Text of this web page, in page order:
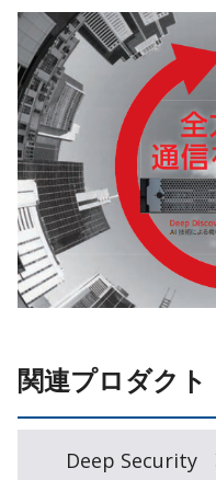
関連プロダクト
Deep Security